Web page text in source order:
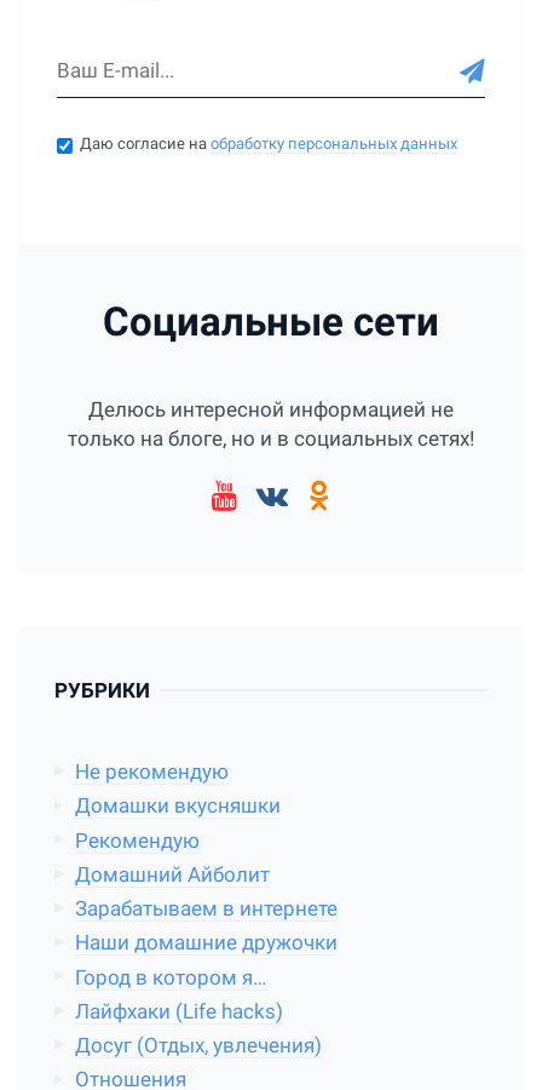
Даю согласие наобработку персональных данных
Социальные сети
Делюсь интересной информацией не
только на блоге, но и в социальных сетях!
РУБРИКИ
Не рекомендую
Домашки вкусняшки
Рекомендую
Домашний Айболит
Зарабатываем в интернете
Наши домашние дружочки
Город в котором я…
Лайфхаки (Life hacks)
Досуг (Отдых, увлечения)
Отношения